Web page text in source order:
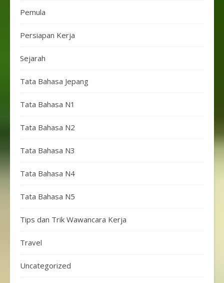
Pemula
Persiapan Kerja
Sejarah
Tata Bahasa Jepang
Tata Bahasa N1
Tata Bahasa N2
Tata Bahasa N3
Tata Bahasa N4
Tata Bahasa N5
Tips dan Trik Wawancara Kerja
Travel
Uncategorized